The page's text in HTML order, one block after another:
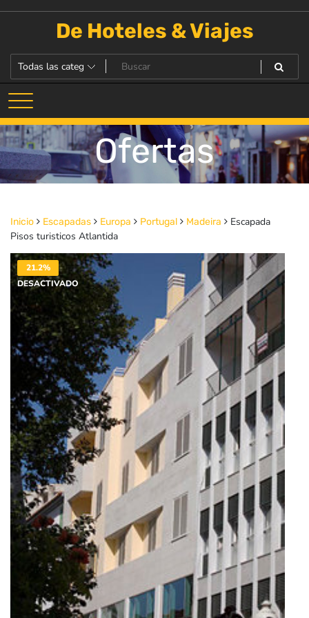
De Hoteles & Viajes
Ofertas
Inicio Escapadas Europa Portugal Madeira
Escapada
Pisos turisticos Atlantida
21.2%
DESACTIVADO